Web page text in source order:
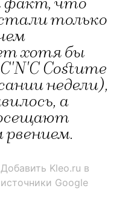
только
хотя бы
Costume
недели),
а
рвением.
Добавить Kleo.ru в
источники Google